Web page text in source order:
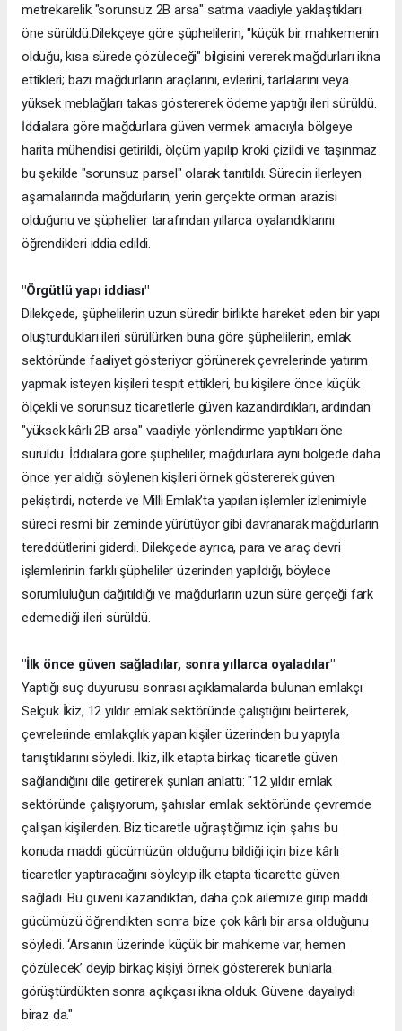
metrekarelik "sorunsuz 2B arsa" satma vaadiyle yaklaştıkları
öne sürüldü.Dilekçeye göre şüphelilerin, "küçük bir mahkemenin
olduğu, kısa sürede çözüleceği" bilgisini vererek mağdurları ikna
ettikleri; bazı mağdurların araçlarını, evlerini, tarlalarını veya
yüksek meblağları takas göstererek ödeme yaptığı ileri sürüldü.
İddialara göre mağdurlara güven vermek amacıyla bölgeye
harita mühendisi getirildi, ölçüm yapılıp kroki çizildi ve taşınmaz
bu şekilde "sorunsuz parsel" olarak tanıtıldı. Sürecin ilerleyen
aşamalarında mağdurların, yerin gerçekte orman arazisi
olduğunu ve şüpheliler tarafından yıllarca oyalandıklarını
öğrendikleri iddia edildi.
"Örgütlü yapı iddiası"
Dilekçede, şüphelilerin uzun süredir birlikte hareket eden bir yapı
oluşturdukları ileri sürülürken buna göre şüphelilerin, emlak
sektöründe faaliyet gösteriyor görünerek çevrelerinde yatırım
yapmak isteyen kişileri tespit ettikleri, bu kişilere önce küçük
ölçekli ve sorunsuz ticaretlerle güven kazandırdıkları, ardından
"yüksek kârlı 2B arsa" vaadiyle yönlendirme yaptıkları öne
sürüldü. İddialara göre şüpheliler, mağdurlara aynı bölgede daha
önce yer aldığı söylenen kişileri örnek göstererek güven
pekiştirdi, noterde ve Milli Emlak’ta yapılan işlemler izlenimiyle
süreci resmî bir zeminde yürütüyor gibi davranarak mağdurların
tereddütlerini giderdi. Dilekçede ayrıca, para ve araç devri
işlemlerinin farklı şüpheliler üzerinden yapıldığı, böylece
sorumluluğun dağıtıldığı ve mağdurların uzun süre gerçeği fark
edemediği ileri sürüldü.
"İlk önce güven sağladılar, sonra yıllarca oyaladılar"
Yaptığı suç duyurusu sonrası açıklamalarda bulunan emlakçı
Selçuk İkiz, 12 yıldır emlak sektöründe çalıştığını belirterek,
çevrelerinde emlakçılık yapan kişiler üzerinden bu yapıyla
tanıştıklarını söyledi. İkiz, ilk etapta birkaç ticaretle güven
sağlandığını dile getirerek şunları anlattı: "12 yıldır emlak
sektöründe çalışıyorum, şahıslar emlak sektöründe çevremde
çalışan kişilerden. Biz ticaretle uğraştığımız için şahıs bu
konuda maddi gücümüzün olduğunu bildiği için bize kârlı
ticaretler yaptıracağını söyleyip ilk etapta ticarette güven
sağladı. Bu güveni kazandıktan, daha çok ailemize girip maddi
gücümüzü öğrendikten sonra bize çok kârlı bir arsa olduğunu
söyledi. ‘Arsanın üzerinde küçük bir mahkeme var, hemen
çözülecek’ deyip birkaç kişiyi örnek göstererek bunlarla
görüştürdükten sonra açıkçası ikna olduk. Güvene dayalıydı
biraz da."